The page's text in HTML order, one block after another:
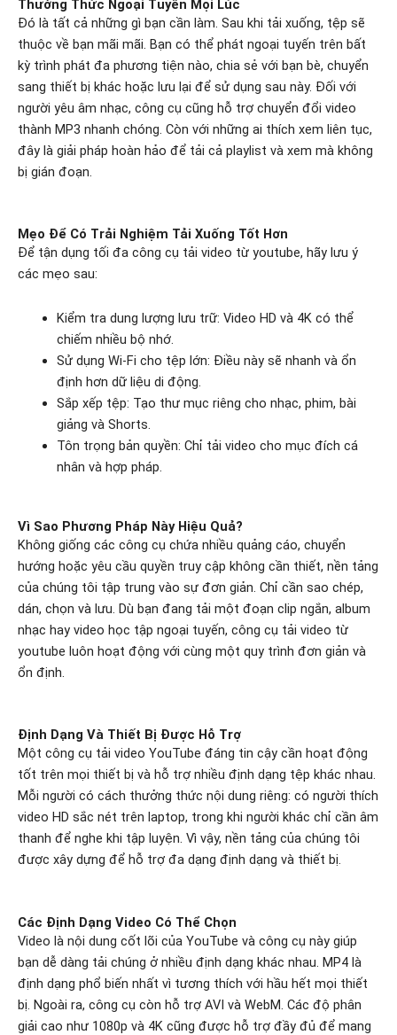
Thưởng Thức Ngoại Tuyến Mọi Lúc
Đó là tất cả những gì bạn cần làm. Sau khi tải xuống, tệp sẽ
thuộc về bạn mãi mãi. Bạn có thể phát ngoại tuyến trên bất
kỳ trình phát đa phương tiện nào, chia sẻ với bạn bè, chuyển
sang thiết bị khác hoặc lưu lại để sử dụng sau này. Đối với
người yêu âm nhạc, công cụ cũng hỗ trợ chuyển đổi video
thành MP3 nhanh chóng. Còn với những ai thích xem liên tục,
đây là giải pháp hoàn hảo để tải cả playlist và xem mà không
bị gián đoạn.
Mẹo Để Có Trải Nghiệm Tải Xuống Tốt Hơn
Để tận dụng tối đa công cụ tải video từ youtube, hãy lưu ý
các mẹo sau:
Kiểm tra dung lượng lưu trữ: Video HD và 4K có thể
chiếm nhiều bộ nhớ.
Sử dụng Wi-Fi cho tệp lớn: Điều này sẽ nhanh và ổn
định hơn dữ liệu di động.
Sắp xếp tệp: Tạo thư mục riêng cho nhạc, phim, bài
giảng và Shorts.
Tôn trọng bản quyền: Chỉ tải video cho mục đích cá
nhân và hợp pháp.
Vì Sao Phương Pháp Này Hiệu Quả?
Không giống các công cụ chứa nhiều quảng cáo, chuyển
hướng hoặc yêu cầu quyền truy cập không cần thiết, nền tảng
của chúng tôi tập trung vào sự đơn giản. Chỉ cần sao chép,
dán, chọn và lưu. Dù bạn đang tải một đoạn clip ngắn, album
nhạc hay video học tập ngoại tuyến, công cụ tải video từ
youtube luôn hoạt động với cùng một quy trình đơn giản và
ổn định.
Định Dạng Và Thiết Bị Được Hỗ Trợ
Một công cụ tải video YouTube đáng tin cậy cần hoạt động
tốt trên mọi thiết bị và hỗ trợ nhiều định dạng tệp khác nhau.
Mỗi người có cách thưởng thức nội dung riêng: có người thích
video HD sắc nét trên laptop, trong khi người khác chỉ cần âm
thanh để nghe khi tập luyện. Vì vậy, nền tảng của chúng tôi
được xây dựng để hỗ trợ đa dạng định dạng và thiết bị.
Các Định Dạng Video Có Thể Chọn
Video là nội dung cốt lõi của YouTube và công cụ này giúp
bạn dễ dàng tải chúng ở nhiều định dạng khác nhau. MP4 là
định dạng phổ biến nhất vì tương thích với hầu hết mọi thiết
bị. Ngoài ra, công cụ còn hỗ trợ AVI và WebM. Các độ phân
giải cao như 1080p và 4K cũng được hỗ trợ đầy đủ để mang